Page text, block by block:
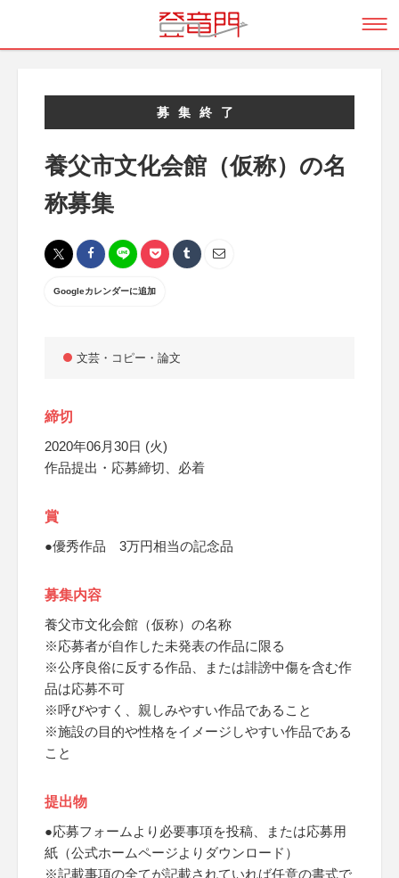
募集終了
養父市文化会館（仮称）の名
称募集
Googleカレンダーに追加
文芸・コピー・論文
締切
2020年06月30日 (火)
作品提出・応募締切、必着
賞
●優秀作品 3万円相当の記念品
募集内容
養父市文化会館（仮称）の名称
※応募者が自作した未発表の作品に限る
※公序良俗に反する作品、または誹謗中傷を含む作
品は応募不可
※呼びやすく、親しみやすい作品であること
※施設の目的や性格をイメージしやすい作品である
こと
提出物
●応募フォームより必要事項を投稿、または応募用
紙（公式ホームページよりダウンロード）
※記載事項の全てが記載されていれば任意の書式で